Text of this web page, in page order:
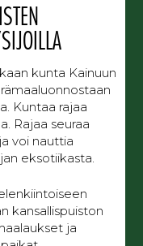
kunta Kainuun
Kuntaa rajaa
Rajaa seuraa
voi nauttia
eksotiikasta.
kansallispuiston
ja